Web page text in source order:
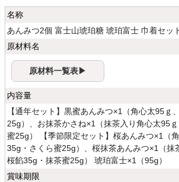
名称
あんみつ2個 富士山琥珀糖 琥珀富士 巾着セッ
原材料名
原材料一覧表▶
内容量
【通年セット】黒蜜あんみつ×1（角心太95ｇ
25g）、お抹茶かさね×1（抹茶入り角心太95
蜜25g） 【季節限定セット】桜あんみつ×1（
35g・さくら蜜25g）、桜抹茶あんみつ×1（抹
桜餡35g・抹茶蜜25g） 琥珀富士×1（95g）
賞味期限